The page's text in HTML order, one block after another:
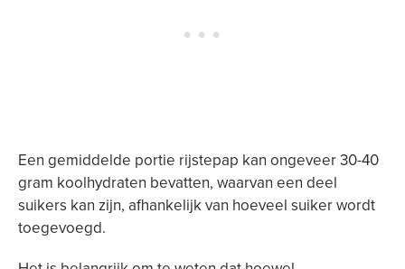
Een gemiddelde portie rijstepap kan ongeveer 30-40
gram koolhydraten bevatten, waarvan een deel
suikers kan zijn, afhankelijk van hoeveel suiker wordt
toegevoegd.